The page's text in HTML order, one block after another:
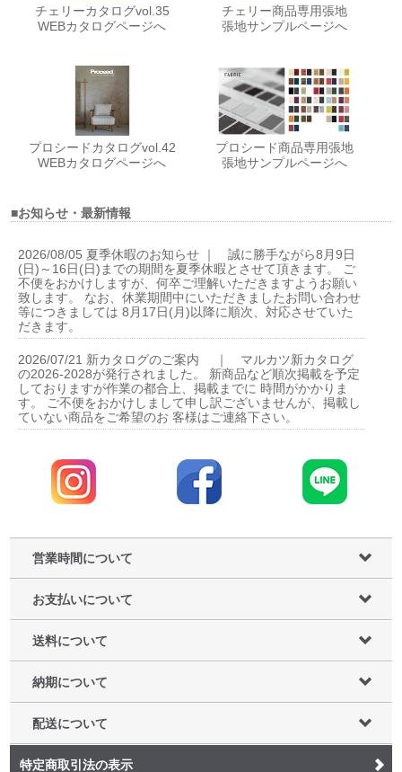
チェリーカタログvol.35
WEBカタログページへ
チェリー商品専用張地
張地サンプルページへ
プロシードカタログvol.42
WEBカタログページへ
プロシード商品専用張地
張地サンプルページへ
■お知らせ・最新情報
営業時間について
お支払いについて
送料について
納期について
配送について
特定商取引法の表示